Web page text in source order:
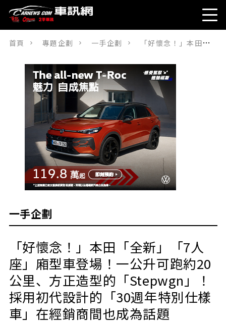
首頁 專題企劃 一手企劃 「好懷念！」本田「全新」「7人座」廂型車登場！一公升可跑約20公里、方正造型的「Stepwgn」！採用初代設計的「30週年特別仕樣車」在經銷商間也成為話題
一手企劃
「好懷念！」本田「全新」「7人
座」廂型車登場！一公升可跑約20
公里、方正造型的「Stepwgn」！
採用初代設計的「30週年特別仕樣
車」在經銷商間也成為話題